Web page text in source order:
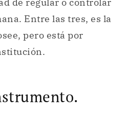
de regular o controlar
Entre las tres, es la
pero está por